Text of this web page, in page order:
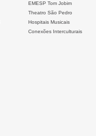
EMESP Tom Jobim
Theatro São Pedro
Hospitais Musicais
Conexões Interculturais